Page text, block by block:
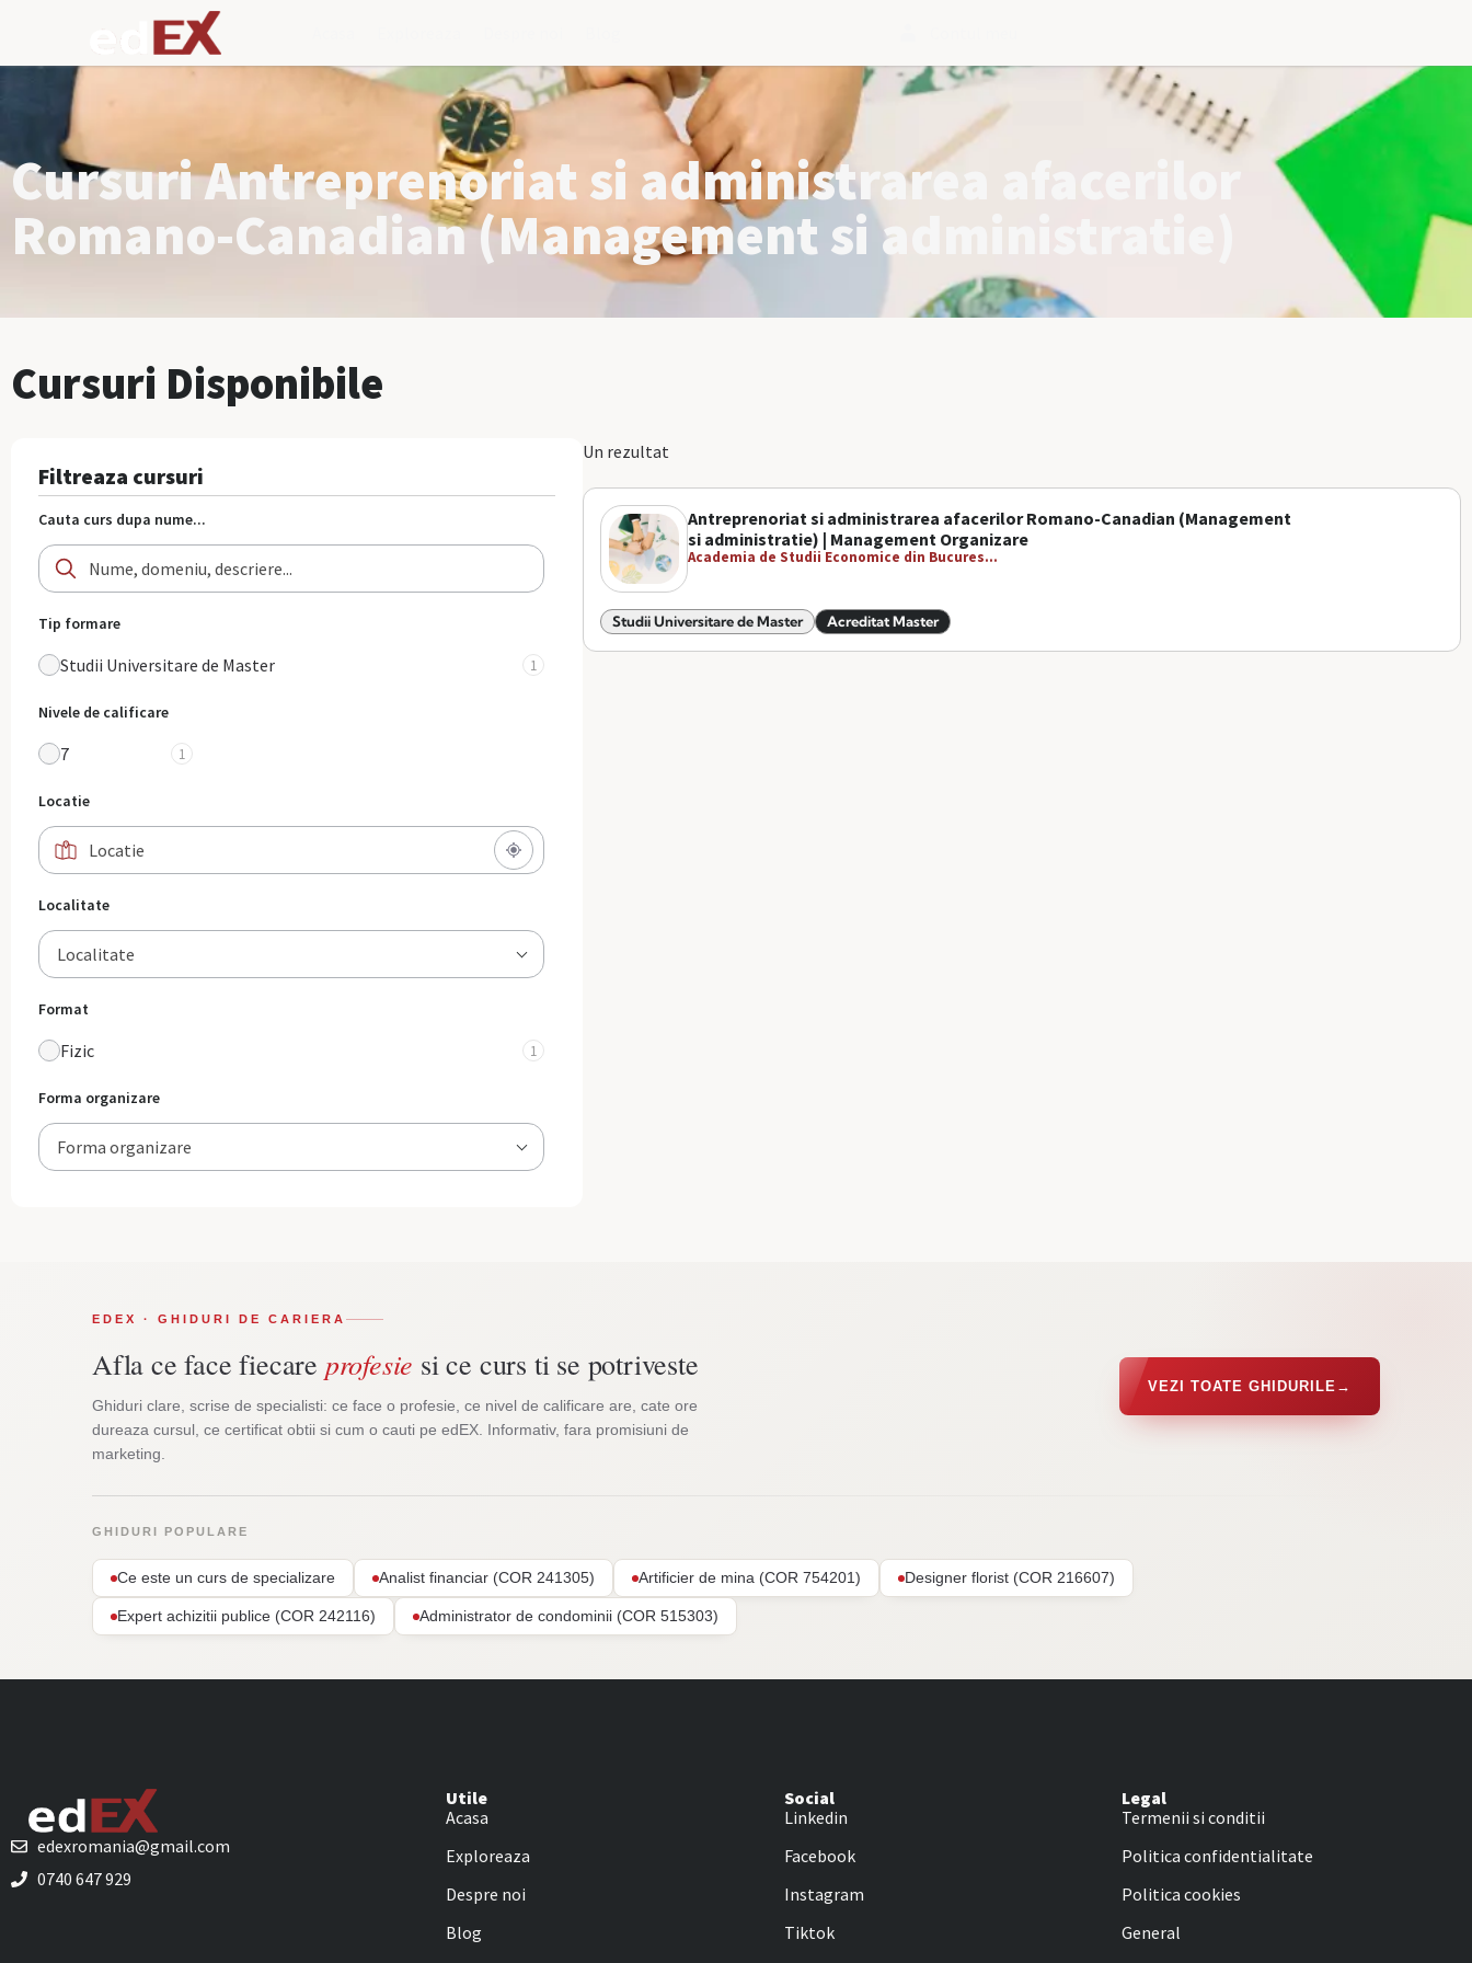
Cursuri Antreprenoriat si administrarea afacerilor
Romano-Canadian (Management si administratie)
Cursuri Disponibile
Filtreaza cursuri
Cauta curs dupa nume...
Tip formare
Studii Universitare de Master 1
Nivele de calificare
7 1
Locatie
Localitate
Localitate
Format
Fizic 1
Forma organizare
Forma organizare
Un rezultat
Antreprenoriat si administrarea afacerilor Romano-Canadian (Management
si administratie) | Management Organizare
Academia de Studii Economice din Bucures...
Studii Universitare de Master Acreditat Master
EDEX · GHIDURI DE CARIERA
Afla ce face fiecare profesie si ce curs ti se potriveste
Ghiduri clare, scrise de specialisti: ce face o profesie, ce nivel de calificare are, cate ore
dureaza cursul, ce certificat obtii si cum o cauti pe edEX. Informativ, fara promisiuni de
marketing.
VEZI TOATE GHIDURILE →
GHIDURI POPULARE
Ce este un curs de specializare Analist financiar (COR 241305) Artificier de mina (COR 754201) Designer florist (COR 216607)
Expert achizitii publice (COR 242116) Administrator de condominii (COR 515303)
edexromania@gmail.com
0740 647 929
Utile
Acasa
Exploreaza
Despre noi
Blog
Social
Linkedin
Facebook
Instagram
Tiktok
Legal
Termenii si conditii
Politica confidentialitate
Politica cookies
General